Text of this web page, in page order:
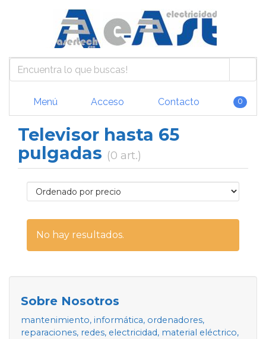
Menú Acceso Contacto 0
Televisor hasta 65
pulgadas (0 art.)
No hay resultados.
Sobre Nosotros
mantenimiento, informática, ordenadores,
reparaciones, redes, electricidad, material eléctrico,